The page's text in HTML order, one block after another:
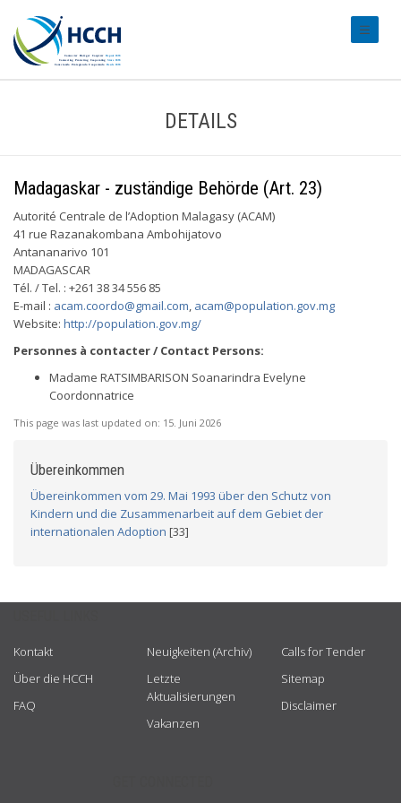
DETAILS
Madagaskar - zuständige Behörde (Art. 23)
Autorité Centrale de l’Adoption Malagasy (ACAM)
41 rue Razanakombana Ambohijatovo
Antananarivo 101
MADAGASCAR
Tél. / Tel. : +261 38 34 556 85
E-mail : acam.coordo@gmail.com, acam@population.gov.mg
Website: http://population.gov.mg/
Personnes à contacter / Contact Persons:
Madame RATSIMBARISON Soanarindra Evelyne
Coordonnatrice
This page was last updated on: 15. Juni 2026
Übereinkommen
Übereinkommen vom 29. Mai 1993 über den Schutz von
Kindern und die Zusammenarbeit auf dem Gebiet der
internationalen Adoption [33]
Kontakt
Über die HCCH
FAQ
Neuigkeiten (Archiv)
Letzte
Aktualisierungen
Vakanzen
Calls for Tender
Sitemap
Disclaimer